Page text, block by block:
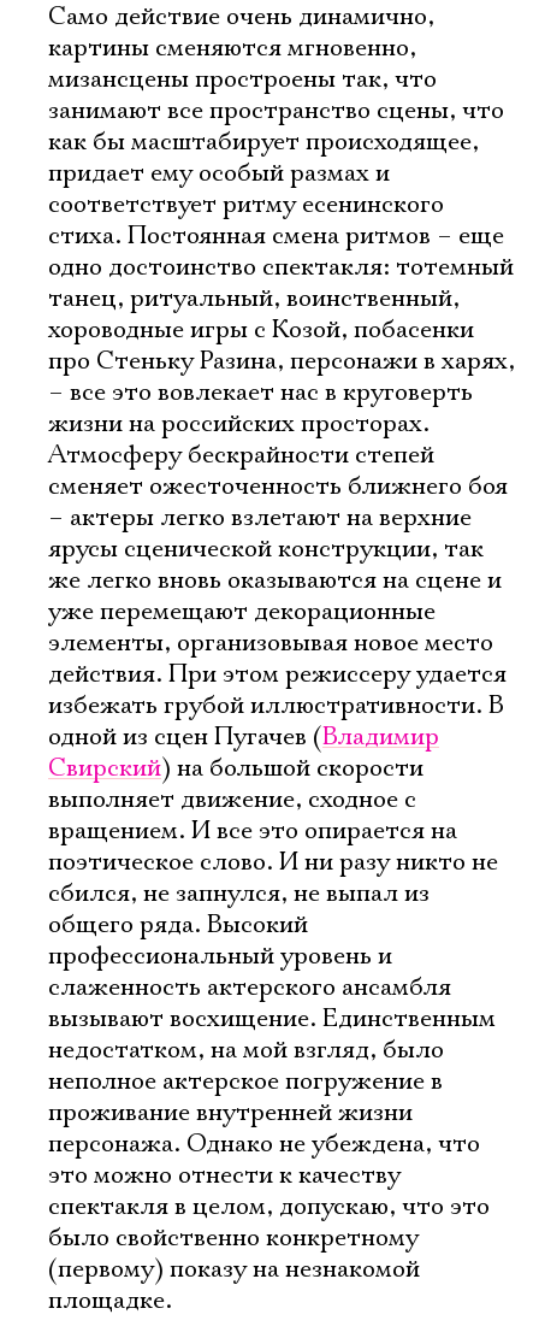
Само действие очень динамично,
картины сменяются мгновенно,
мизансцены простроены так, что
занимают все пространство сцены, что
как бы масштабирует происходящее,
придает ему особый размах и
соответствует ритму есенинского
стиха. Постоянная смена ритмов – еще
одно достоинство спектакля: тотемный
танец, ритуальный, воинственный,
хороводные игры с Козой, побасенки
про Стеньку Разина, персонажи в харях,
– все это вовлекает нас в круговерть
жизни на российских просторах.
Атмосферу бескрайности степей
сменяет ожесточенность ближнего боя
– актеры легко взлетают на верхние
ярусы сценической конструкции, так
же легко вновь оказываются на сцене и
уже перемещают декорационные
элементы, организовывая новое место
действия. При этом режиссеру удается
избежать грубой иллюстративности. В
одной из сцен Пугачев (Владимир
Свирский) на большой скорости
выполняет движение, сходное с
вращением. И все это опирается на
поэтическое слово. И ни разу никто не
сбился, не запнулся, не выпал из
общего ряда. Высокий
профессиональный уровень и
слаженность актерского ансамбля
вызывают восхищение. Единственным
недостатком, на мой взгляд, было
неполное актерское погружение в
проживание внутренней жизни
персонажа. Однако не убеждена, что
это можно отнести к качеству
спектакля в целом, допускаю, что это
было свойственно конкретному
(первому) показу на незнакомой
площадке.